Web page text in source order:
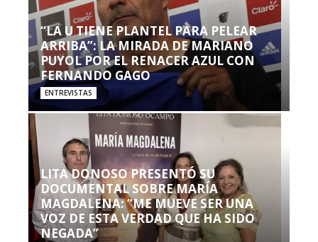
“LA U TIENE PLANTEL PARA PELEAR
ARRIBA”: LA MIRADA DE MARIANO
PUYOL POR EL RENACER AZUL CON
FERNANDO GAGO
ENTREVISTAS
LITA DONOSO PRESENTÓ SU
DOCUMENTAL SOBRE MARÍA
MAGDALENA: “ME MUEVE SER UNA
VOZ DE ESTA VERDAD QUE HA SIDO
NEGADA”